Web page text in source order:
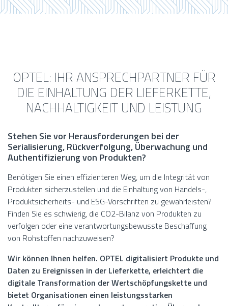
OPTEL: IHR ANSPRECHPARTNER FÜR
DIE EINHALTUNG DER LIEFERKETTE,
NACHHALTIGKEIT UND LEISTUNG
Stehen Sie vor Herausforderungen bei der
Serialisierung, Rückverfolgung, Überwachung und
Authentifizierung von Produkten?
Benötigen Sie einen effizienteren Weg, um die Integrität von
Produkten sicherzustellen und die Einhaltung von Handels-,
Produktsicherheits- und ESG-Vorschriften zu gewährleisten?
Finden Sie es schwierig, die CO2-Bilanz von Produkten zu
verfolgen oder eine verantwortungsbewusste Beschaffung
von Rohstoffen nachzuweisen?
Wir können Ihnen helfen. OPTEL digitalisiert Produkte und
Daten zu Ereignissen in der Lieferkette, erleichtert die
digitale Transformation der Wertschöpfungskette und
bietet Organisationen einen leistungsstarken